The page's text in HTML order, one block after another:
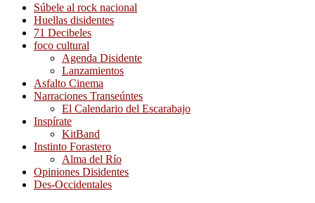
Súbele al rock nacional
Huellas disidentes
71 Decibeles
foco cultural
Agenda Disidente
Lanzamientos
Asfalto Cinema
Narraciones Transeúntes
El Calendario del Escarabajo
Inspírate
KitBand
Instinto Forastero
Alma del Río
Opiniones Disidentes
Des-Occidentales